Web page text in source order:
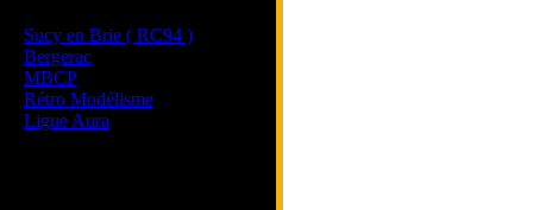
Sucy en Brie ( RC94 )
Bergerac
MBCP
Rétro Modélisme
Ligue Aura